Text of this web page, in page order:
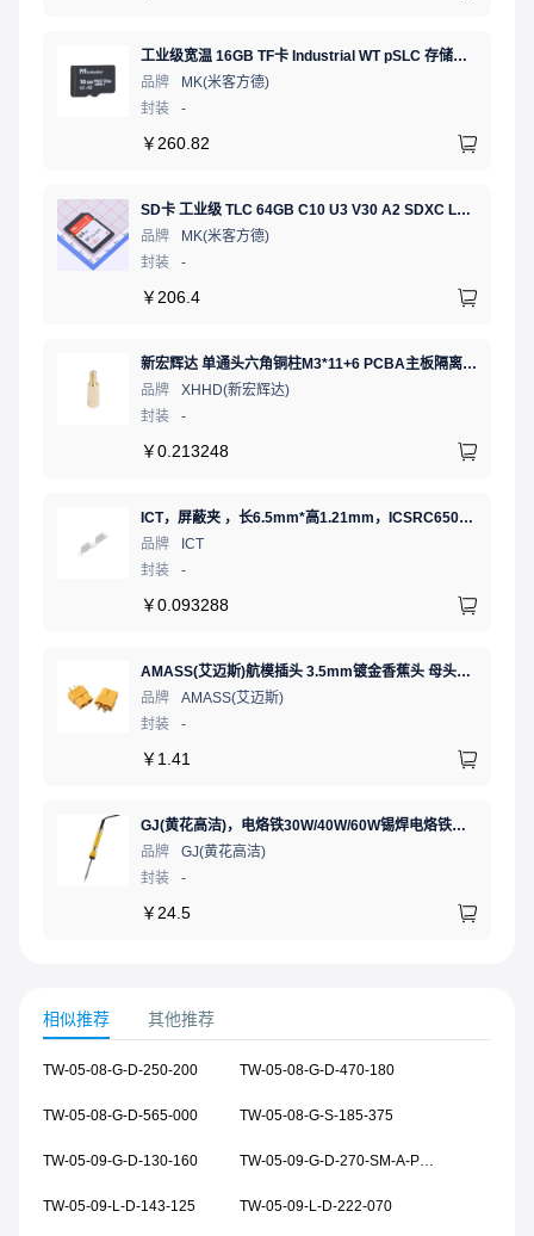
工业级宽温 16GB TF卡 Industrial WT pSLC 存储卡 MICRO SD LDPC纠错 PE 30K 无人机、行车记录仪、安防监控适配
品牌
MK(米客方德)
封装
-
￥ 260.82
SD卡 工业级 TLC 64GB C10 U3 V30 A2 SDXC LDPC纠错 PE 3K 无人机、行车记录仪、安防监控适配
品牌
MK(米客方德)
封装
-
￥ 206.4
新宏辉达 单通头六角铜柱M3*11+6 PCBA主板隔离螺柱
品牌
XHHD(新宏辉达)
封装
-
￥0.213248
ICT，屏蔽夹 ，长6.5mm*高1.21mm，ICSRC6508SFR
品牌
ICT
封装
-
￥0.093288
AMASS(艾迈斯)航模插头 3.5mm镀金香蕉头 母头XT60-F.G.Y
品牌
AMASS(艾迈斯)
封装
-
￥ 1.41
GJ(黄花高洁)，电烙铁30W/40W/60W锡焊电烙铁焊接工具电焊笔手机电子维修（内热35W），NO.435(35W)
品牌
GJ(黄花高洁)
封装
-
￥ 24.5
相似推荐 其他推荐
TW-05-08-G-D-250-200 TW-05-08-G-D-470-180
TW-05-08-G-D-565-000 TW-05-08-G-S-185-375
TW-05-09-G-D-130-160 TW-05-09-G-D-270-SM-A-P-TR
TW-05-09-L-D-143-125 TW-05-09-L-D-222-070